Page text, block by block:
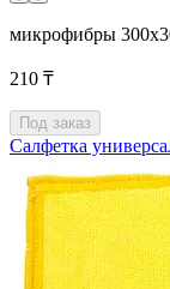
микрофибры
210 ₸
Под заказ
Салфетка